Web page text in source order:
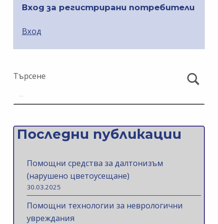
Вход за регистрирани потребители
Вход
Търсене
Последни публикации
Помощни средства за далтонизъм
(нарушено цветоусещане)
30.03.2025
Помощни технологии за неврологични
увреждания